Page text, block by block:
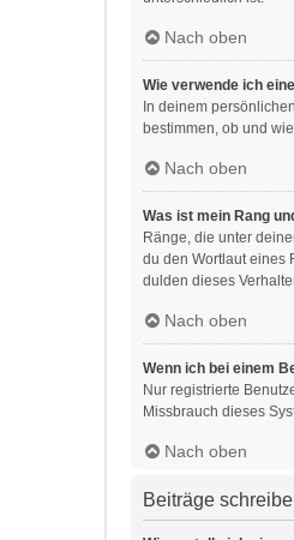
Nach oben
Wie verwende ich
In deinem
bestimmen, ob und
Nach oben
Was ist mein Rang
Ränge, die unter
du den Wortlaut eines
dulden dieses
Nach oben
Wenn ich bei einem
Nur registrierte
Missbrauch dieses
Nach oben
Beiträge